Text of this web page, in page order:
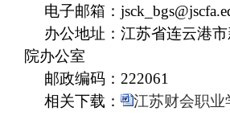
电子邮箱：
办公地址：江苏省连云港市
院办公室
邮政编码：222061
相关下载：
江苏财会职业